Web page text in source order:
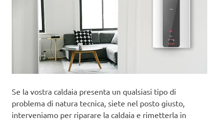
Se la vostra caldaia presenta un qualsiasi tipo di
problema di natura tecnica, siete nel posto giusto,
interveniamo per riparare la caldaia e rimetterla in